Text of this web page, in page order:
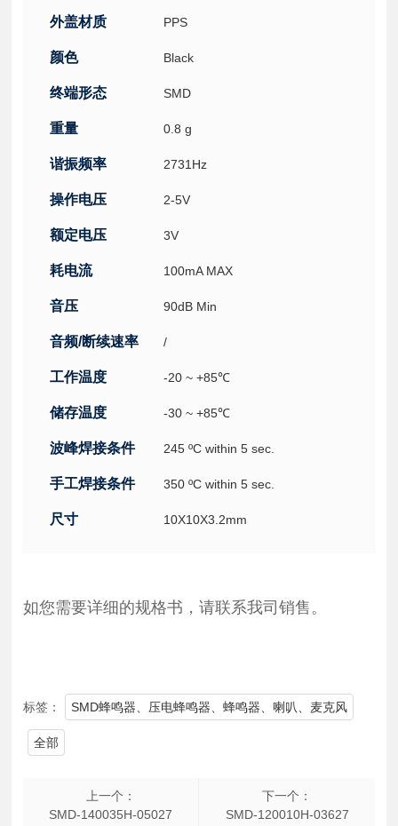
外盖材质 PPS
颜色 Black
终端形态 SMD
重量 0.8 g
谐振频率 2731Hz
操作电压 2-5V
额定电压 3V
耗电流 100mA MAX
音压 90dB Min
音频/断续速率 /
工作温度 -20 ~ +85℃
储存温度 -30 ~ +85℃
波峰焊接条件 245 ºC within 5 sec.
手工焊接条件 350 ºC within 5 sec.
尺寸 10X10X3.2mm
如您需要详细的规格书，请联系我司销售。
标签： SMD蜂鸣器、压电蜂鸣器、蜂鸣器、喇叭、麦克风
全部
上一个：
SMD-140035H-05027
下一个：
SMD-120010H-03627